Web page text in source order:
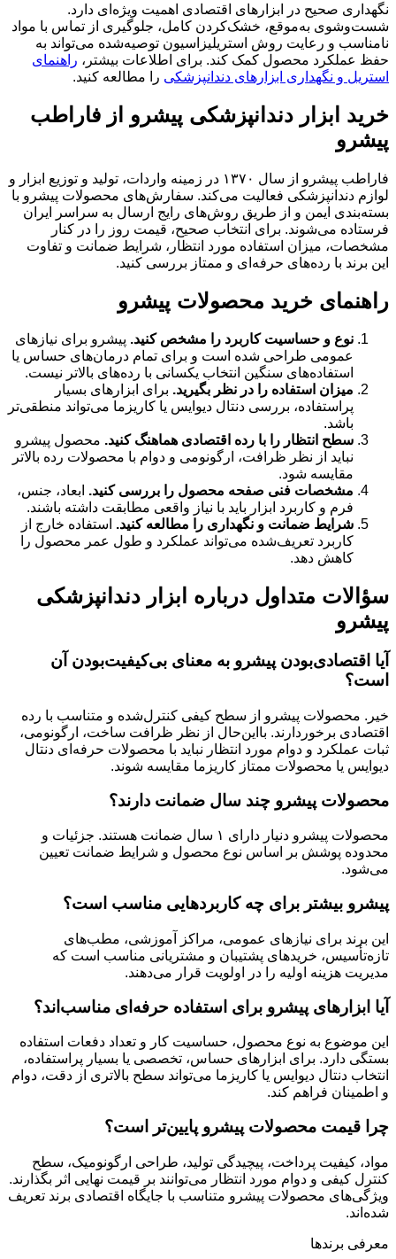
نگهداری صحیح در ابزارهای اقتصادی اهمیت ویژه‌ای دارد.
شست‌وشوی به‌موقع، خشک‌کردن کامل، جلوگیری از تماس با مواد
نامناسب و رعایت روش استریلیزاسیون توصیه‌شده می‌تواند به
حفظ عملکرد محصول کمک کند. برای اطلاعات بیشتر، راهنمای
استریل و نگهداری ابزارهای دندانپزشکی را مطالعه کنید.
خرید ابزار دندانپزشکی پیشرو از فاراطب
پیشرو
فاراطب پیشرو از سال ۱۳۷۰ در زمینه واردات، تولید و توزیع ابزار و
لوازم دندانپزشکی فعالیت می‌کند. سفارش‌های محصولات پیشرو با
بسته‌بندی ایمن و از طریق روش‌های رایج ارسال به سراسر ایران
فرستاده می‌شوند. برای انتخاب صحیح، قیمت روز را در کنار
مشخصات، میزان استفاده مورد انتظار، شرایط ضمانت و تفاوت
این برند با رده‌های حرفه‌ای و ممتاز بررسی کنید.
راهنمای خرید محصولات پیشرو
نوع و حساسیت کاربرد را مشخص کنید. پیشرو برای نیازهای
عمومی طراحی شده است و برای تمام درمان‌های حساس یا
استفاده‌های سنگین انتخاب یکسانی با رده‌های بالاتر نیست.
میزان استفاده را در نظر بگیرید. برای ابزارهای بسیار
پراستفاده، بررسی دنتال دیوایس یا کاریزما می‌تواند منطقی‌تر
باشد.
سطح انتظار را با رده اقتصادی هماهنگ کنید. محصول پیشرو
نباید از نظر ظرافت، ارگونومی و دوام با محصولات رده بالاتر
مقایسه شود.
مشخصات فنی صفحه محصول را بررسی کنید. ابعاد، جنس،
فرم و کاربرد ابزار باید با نیاز واقعی مطابقت داشته باشند.
شرایط ضمانت و نگهداری را مطالعه کنید. استفاده خارج از
کاربرد تعریف‌شده می‌تواند عملکرد و طول عمر محصول را
کاهش دهد.
سؤالات متداول درباره ابزار دندانپزشکی
پیشرو
آیا اقتصادی‌بودن پیشرو به معنای بی‌کیفیت‌بودن آن
است؟
خیر. محصولات پیشرو از سطح کیفی کنترل‌شده و متناسب با رده
اقتصادی برخوردارند. بااین‌حال از نظر ظرافت ساخت، ارگونومی،
ثبات عملکرد و دوام مورد انتظار نباید با محصولات حرفه‌ای دنتال
دیوایس یا محصولات ممتاز کاریزما مقایسه شوند.
محصولات پیشرو چند سال ضمانت دارند؟
محصولات پیشرو دنیار دارای ۱ سال ضمانت هستند. جزئیات و
محدوده پوشش بر اساس نوع محصول و شرایط ضمانت تعیین
می‌شود.
پیشرو بیشتر برای چه کاربردهایی مناسب است؟
این برند برای نیازهای عمومی، مراکز آموزشی، مطب‌های
تازه‌تأسیس، خریدهای پشتیبان و مشتریانی مناسب است که
مدیریت هزینه اولیه را در اولویت قرار می‌دهند.
آیا ابزارهای پیشرو برای استفاده حرفه‌ای مناسب‌اند؟
این موضوع به نوع محصول، حساسیت کار و تعداد دفعات استفاده
بستگی دارد. برای ابزارهای حساس، تخصصی یا بسیار پراستفاده،
انتخاب دنتال دیوایس یا کاریزما می‌تواند سطح بالاتری از دقت، دوام
و اطمینان فراهم کند.
چرا قیمت محصولات پیشرو پایین‌تر است؟
مواد، کیفیت پرداخت، پیچیدگی تولید، طراحی ارگونومیک، سطح
کنترل کیفی و دوام مورد انتظار می‌توانند بر قیمت نهایی اثر بگذارند.
ویژگی‌های محصولات پیشرو متناسب با جایگاه اقتصادی برند تعریف
شده‌اند.
معرفی برند‌ها